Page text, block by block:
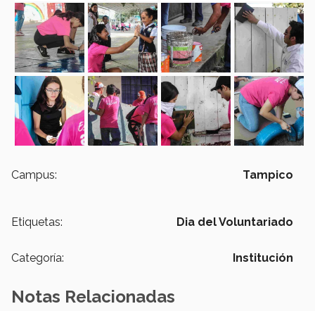
Campus: Tampico
Etiquetas: Dia del Voluntariado
Categoría: Institución
Notas Relacionadas